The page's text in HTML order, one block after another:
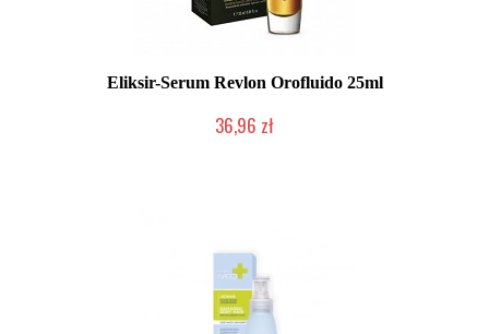
Eliksir-Serum Revlon Orofluido 25ml
36,96 zł